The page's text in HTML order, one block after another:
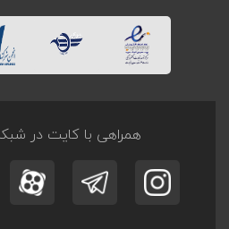
همراهی با کایت در